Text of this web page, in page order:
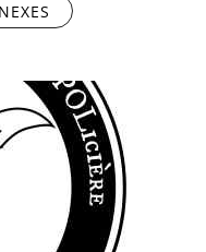
(ONGLET ACTIF)